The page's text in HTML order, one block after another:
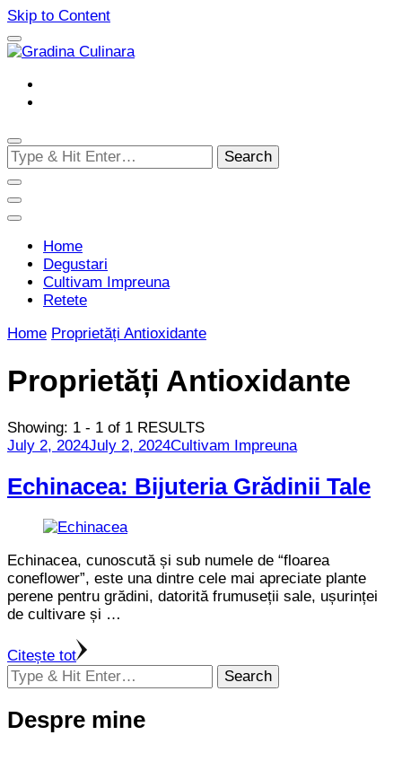
Skip to Content
Gradina Culinara
Cultivam retete delicioase
Looking
for
Something?
Home
Degustari
Cultivam Impreuna
Retete
Home Proprietăți Antioxidante
Proprietăți Antioxidante
Showing: 1 - 1 of 1 RESULTS
July 2, 2024July 2, 2024Cultivam Impreuna
Echinacea: Bijuteria Grădinii Tale
Echinacea, cunoscută și sub numele de “floarea
coneflower”, este una dintre cele mai apreciate plante
perene pentru grădini, datorită frumuseții sale, ușurinței
de cultivare și …
Citește tot
Looking
for
Something?
Despre mine